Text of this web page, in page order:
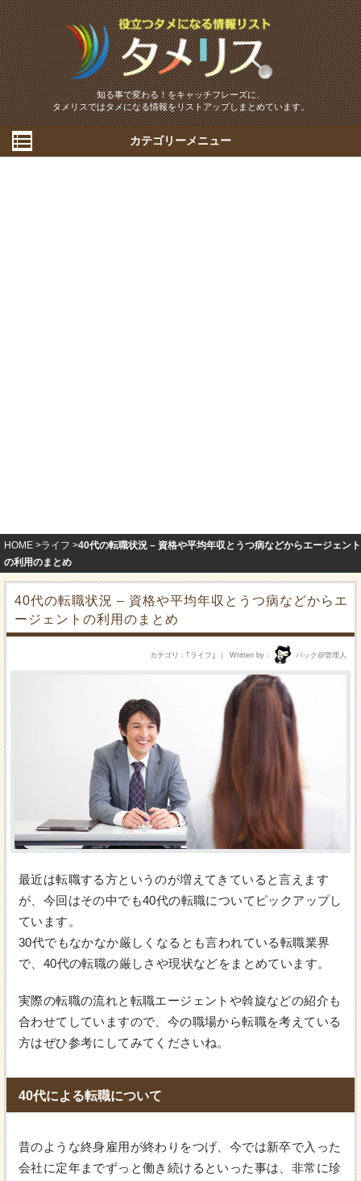
知る事で変わる！をキャッチフレーズに、
タメリスではタメになる情報をリストアップしまとめています。
カテゴリーメニュー
HOME ライフ
40代の転職状況 – 資格や平均年収とうつ病などからエージェント
の利用のまとめ
40代の転職状況 – 資格や平均年収とうつ病などからエ
ージェントの利用のまとめ
Written by パック@管理人
カテゴリ ｢ ライフ ｣
最近は転職する方というのが増えてきていると言えます
が、今回はその中でも40代の転職についてピックアップし
ています。
30代でもなかなか厳しくなるとも言われている転職業界
で、40代の転職の厳しさや現状などをまとめています。
実際の転職の流れと転職エージェントや斡旋などの紹介も
合わせてしていますので、今の職場から転職を考えている
方はぜひ参考にしてみてくださいね。
40代による転職について
昔のような終身雇用が終わりをつげ、今では新卒で入った
会社に定年までずっと働き続けるといった事は、非常に珍